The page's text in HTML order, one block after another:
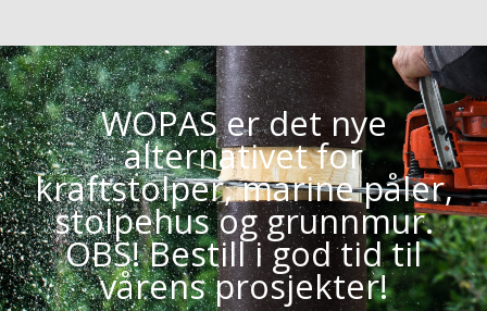
WOPAS er det nye
alternativet for
kraftstolper, marine påler,
stolpehus og grunnmur.
OBS! Bestill i god tid til
vårens prosjekter!